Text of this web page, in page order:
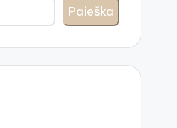
Paieška